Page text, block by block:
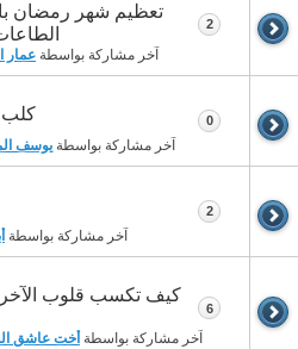
تعظيم شهر رمضان
آخر مشاركة بواسطة عمار
2
كلب
آخر مشاركة بواسطة يوسف
0
آخر مشاركة بواسطة
2
آخر مشاركة بواسطة أخت عاشق
6